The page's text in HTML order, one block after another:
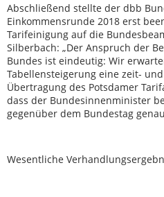
Abschließend stellte der dbb
Einkommensrunde 2018 erst
Tarifeinigung auf die
Silberbach: „Der Anspruch der
Bundes ist eindeutig: Wir
Tabellensteigerung eine zeit-
Übertragung des Potsdamer
dass der Bundesinnenminister
gegenüber dem Bundestag
Wesentliche